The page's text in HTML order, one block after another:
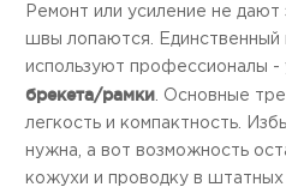
Ремонт или усиление не
швы лопаются. Единственный
используют профессионалы -
брекета/рамки . Основные
легкость и компактность.
нужна, а вот возможность
кожухи и проводку в штатных